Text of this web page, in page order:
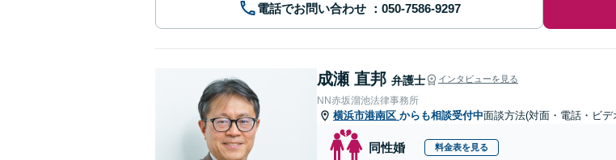
電話でお問い合わせ
成瀬 直邦 弁護士 インタビューを見る
NN赤坂溜池法律事務所
横浜市港南区 からも相談受付中面談方法(対面・電話・ビデ
同性婚 料金表を見る